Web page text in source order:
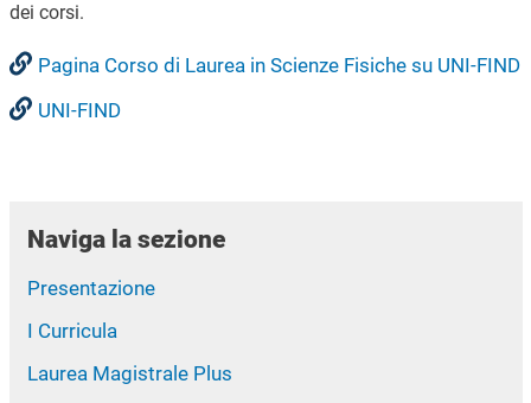
dei corsi.
Pagina Corso di Laurea in Scienze Fisiche su UNI-FIND
UNI-FIND
Naviga la sezione
Presentazione
I Curricula
Laurea Magistrale Plus